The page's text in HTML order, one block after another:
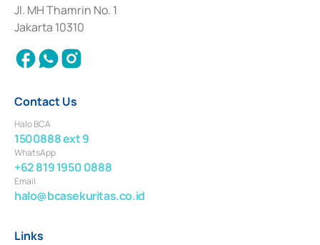
Institution for the Issuance, Transaction, and Administration and
Settlement of Commercial Paper Transactions whose license was issued in
2018.
Jl. MH Thamrin No. 1
Jakarta 10310
Contact Us
Halo BCA
1500888 ext 9
WhatsApp
+62 819 1950 0888
Email
halo@bcasekuritas.co.id
Links